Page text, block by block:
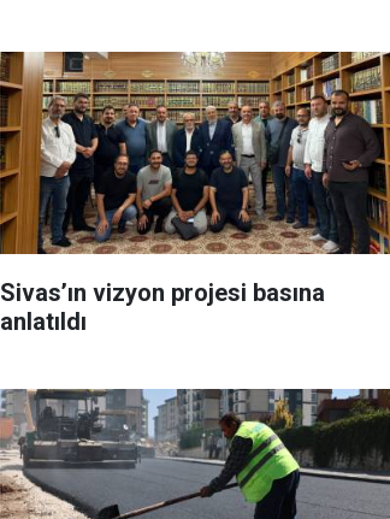
Sivas’ın vizyon projesi basına
anlatıldı